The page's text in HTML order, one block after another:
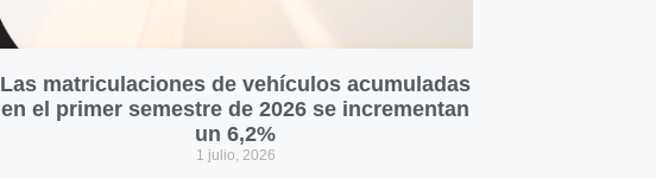
Las matriculaciones de vehículos acumuladas
en el primer semestre de 2026 se incrementan
un 6,2%
1 julio, 2026